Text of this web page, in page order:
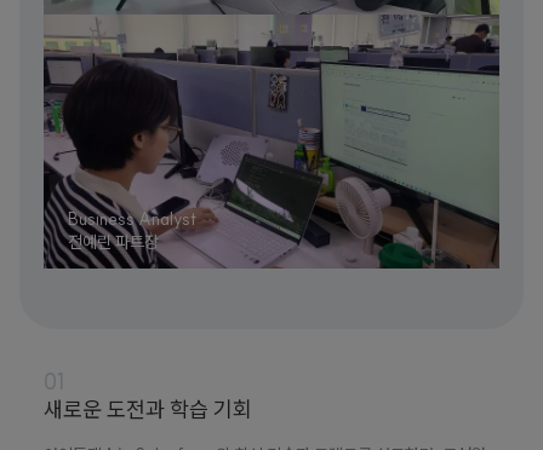
Business Analyst
전예린 파트장
01
새로운 도전과 학습 기회